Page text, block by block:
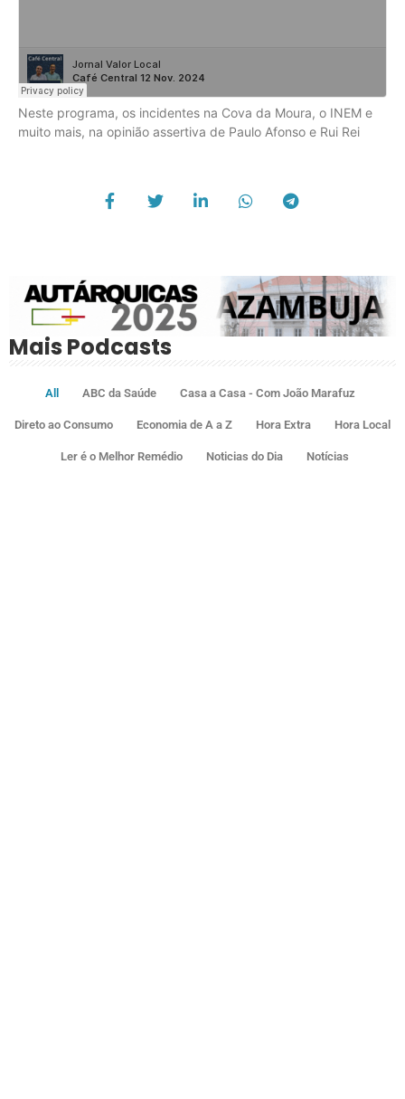
Neste programa, os incidentes na Cova da Moura, o INEM e
muito mais, na opinião assertiva de Paulo Afonso e Rui Rei
Mais Podcasts
All ABC da Saúde Casa a Casa - Com João Marafuz
Direto ao Consumo Economia de A a Z Hora Extra Hora Local
Ler é o Melhor Remédio Noticias do Dia Notícias